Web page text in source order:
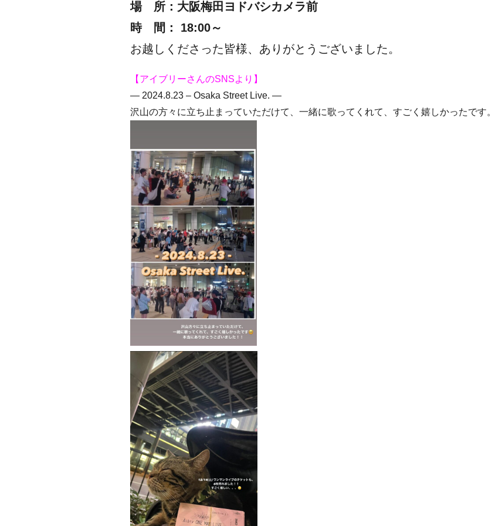
場 所：大阪梅田ヨドバシカメラ前
時 間： 18:00～
お越しくださった皆様、ありがとうございました。
【アイブリーさんのSNSより】
— 2024.8.23 – Osaka Street Live. —
沢山の方々に立ち止まっていただけて、一緒に歌ってくれて、すごく嬉しかったです。